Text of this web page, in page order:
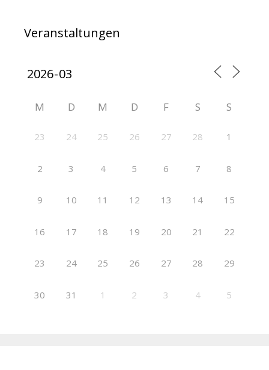
Veranstaltungen
M D M D F S S
23 24 25 26 27 28 1
2 3 4 5 6 7 8
9 10 11 12 13 14 15
16 17 18 19 20 21 22
23 24 25 26 27 28 29
30 31 1 2 3 4 5